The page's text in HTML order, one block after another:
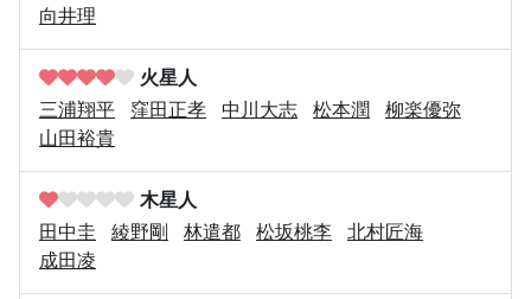
向井理
火星人
三浦翔平
窪田正孝 中川大志 松本潤
柳楽優弥
山田裕貴
木星人
田中圭
綾野剛 林遣都 松坂桃李
北村匠海
成田凌